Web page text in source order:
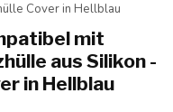
Cover in Hellblau
mit
aus Silikon -
in Hellblau